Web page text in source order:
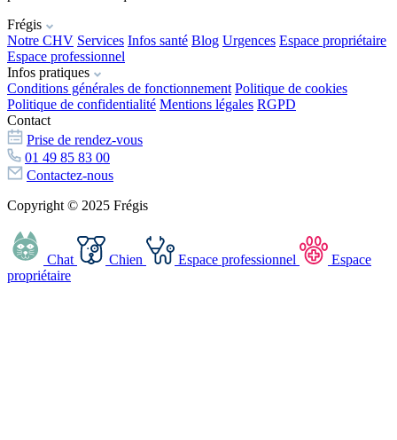
Frégis
Notre CHV Services Infos santé Blog Urgences Espace propriétaire
Espace professionnel
Infos pratiques
Conditions générales de fonctionnement Politique de cookies
Politique de confidentialité Mentions légales RGPD
Contact
Prise de rendez-vous
01 49 85 83 00
Contactez-nous
Copyright © 2025 Frégis
Chat Chien Espace professionnel
Espace
propriétaire